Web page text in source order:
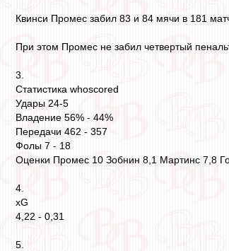
Квинси Промес забил 83 и 84 мячи в 181
При этом Промес не забил четвертый
3.
Статистика whoscored
Удары 24-5
Владение 56% - 44%
Передачи 462 - 357
Фолы 7 - 18
Оценки Промес 10 Зобнин 8,1 Мартинс 7,8
4.
xG
4,22 - 0,31
5.